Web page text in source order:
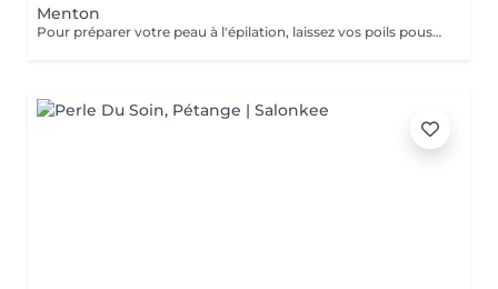
Menton
Pour préparer votre peau à l'épilation, laissez vos poils pousser pendant au moins deux semaines après le dernier rasage pour assurer une longueur adéquate. Il est également recommandé, mais non indispensable, d'effectuer un gommage doux 24 heures avant la séance pour éliminer les cellules mortes et faciliter l'extraction des poils. Le jour de l'épilation, évitez d'appliquer des crèmes ou des huiles sur la zone concernée afin d'assurer une bonne adhérence de la cire. Enfin, protégez votre peau en évitant l'exposition au soleil ou les séances de bronzage, qui pourraient la rendre plus sensible et irritable.